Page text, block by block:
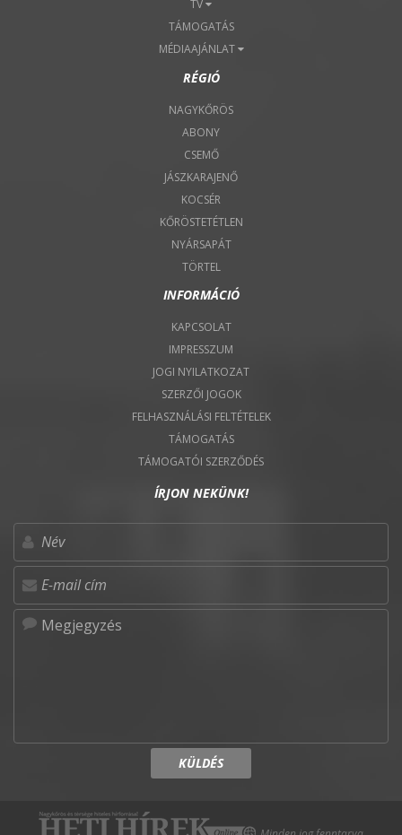
TV
TÁMOGATÁS
MÉDIAAJÁNLAT
RÉGIÓ
NAGYKŐRÖS
ABONY
CSEMŐ
JÁSZKARAJENŐ
KOCSÉR
KŐRÖSTETÉTLEN
NYÁRSAPÁT
TÖRTEL
INFORMÁCIÓ
KAPCSOLAT
IMPRESSZUM
JOGI NYILATKOZAT
SZERZŐI JOGOK
FELHASZNÁLÁSI FELTÉTELEK
TÁMOGATÁS
TÁMOGATÓI SZERZŐDÉS
ÍRJON NEKÜNK!
KÜLDÉS